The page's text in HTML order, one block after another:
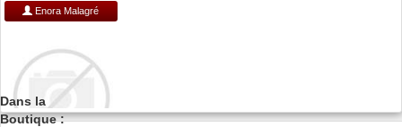
Enora Malagré
Dans la
Boutique :